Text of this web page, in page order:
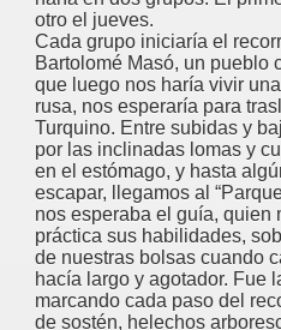
otro el jueves.
Cada grupo iniciaría el
Bartolomé Masó, un pueblo
que luego nos haría vivir
rusa, nos esperaría para
Turquino. Entre subidas y
por las inclinadas lomas y
en el estómago, y hasta
escapar, llegamos al
nos esperaba el guía, quien
práctica sus habilidades,
de nuestras bolsas cuando
hacía largo y agotador. Fue
marcando cada paso del
de sostén, helechos